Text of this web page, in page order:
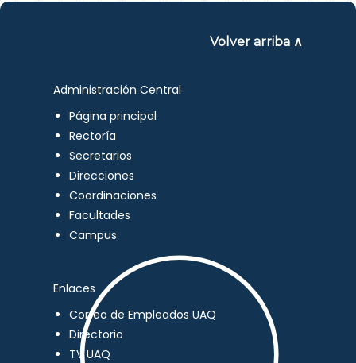
Volver arriba ∧
Administración Central
Página principal
Rectoría
Secretarios
Direcciones
Coordinaciones
Facultades
Campus
Enlaces
Correo de Empleados UAQ
Directorio
TV UAQ